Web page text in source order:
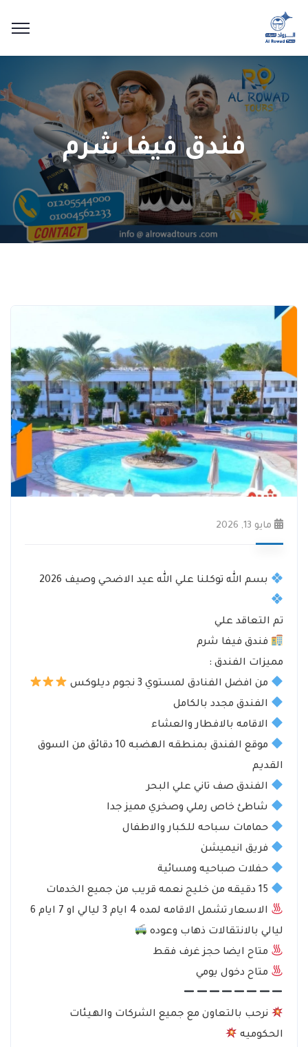
فندق فيفا شرم
مايو 13, 2026
بسم الله توكلنا علي الله عيد الاضحي وصيف 2026
تم التعاقد علي
فندق فيفا شرم
مميزات الفندق :
من افضل الفنادق لمستوي
الفندق مجدد بالكامل
الاقامه بالافطار والعشاء
موقع الفندق بمنطقه الهضبه 10 دقائق من السوق
القديم
الفندق صف تاني علي البحر
شاطئ خاص رملي وصخري مميز جدا
حمامات سباحه للكبار والاطفال
فريق انيميشن
حفلات صباحيه ومسائية
الاسعار تشمل الاقامه لمده 4 ايام 3 ليالي او 7 ايام 6
ليالي بالانتقالات ذهاب وعوده
متاح ايضا حجز غرف فقط
متاح دخول يومي
نرحب بالتعاون مع جميع الشركات والهيئات
الحكوميه